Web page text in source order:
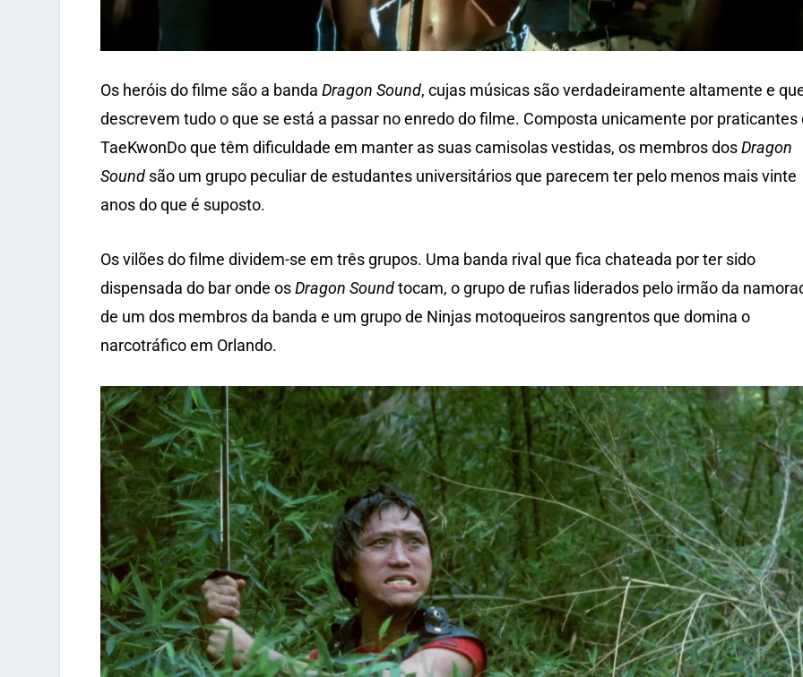
Os heróis do filme são a banda Dragon Sound, cujas músicas são verdadeiramente altamente e
descrevem tudo o que se está a passar no enredo do filme. Composta unicamente por praticantes
TaeKwonDo que têm dificuldade em manter as suas camisolas vestidas, os membros dosDragon
Soundsão um grupo peculiar de estudantes universitários que parecem ter pelo menos mais vinte
anos do que é suposto.
Os vilões do filme dividem-se em três grupos. Uma banda rival que fica chateada por ter sido
dispensada do bar onde osDragon Soundtocam, o grupo de rufias liderados pelo irmão da
de um dos membros da banda e um grupo de Ninjas motoqueiros sangrentos que domina o
narcotráfico em Orlando.